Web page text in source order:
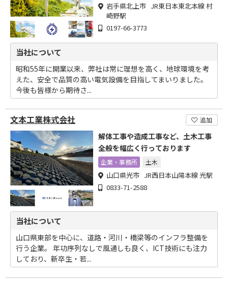
岩手県北上市 JR東日本東北本線 村
崎野駅
0197-66-3773
当社について
昭和55年に開業以来、弊社は常に理想を高く、地球環境を考
えた、安全で品質の高い電気設備を目指してまいりました。
今後も皆様から期待さ...
文本工業株式会社 追加
解体工事や造成工事など、土木工事
全般を幅広く行っております
企業・事務所 土木
山口県光市 JR西日本山陽本線 光駅
0833-71-2588
当社について
山口県東部を中心に、道路・河川・橋梁等のインフラ整備を
行う企業。 年功序列なしで風通しも良く、ICT技術にも注力
しており、新卒生・若...